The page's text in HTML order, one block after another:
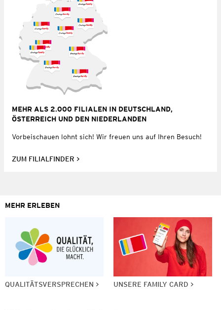
MEHR ALS 2.000 FILIALEN IN DEUTSCHLAND,
ÖSTERREICH UND DEN NIEDERLANDEN
Vorbeischauen lohnt sich! Wir freuen uns auf Ihren Besuch!
ZUM FILIALFINDER
MEHR ERLEBEN
QUALITÄTSVERSPRECHEN UNSERE FAMILY CARD